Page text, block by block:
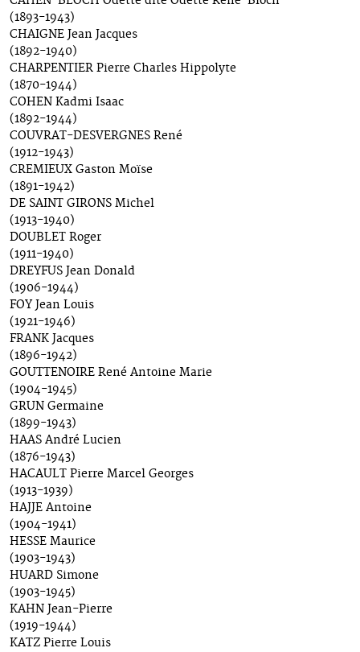
(1893-1943)
CHAIGNE Jean Jacques
(1892-1940)
CHARPENTIER Pierre Charles Hippolyte
(1870-1944)
COHEN Kadmi Isaac
(1892-1944)
COUVRAT-DESVERGNES René
(1912-1943)
CREMIEUX Gaston Moïse
(1891-1942)
DE SAINT GIRONS Michel
(1913-1940)
DOUBLET Roger
(1911-1940)
DREYFUS Jean Donald
(1906-1944)
FOY Jean Louis
(1921-1946)
FRANK Jacques
(1896-1942)
GOUTTENOIRE René Antoine Marie
(1904-1945)
GRUN Germaine
(1899-1943)
HAAS André Lucien
(1876-1943)
HACAULT Pierre Marcel Georges
(1913-1939)
HAJJE Antoine
(1904-1941)
HESSE Maurice
(1903-1943)
HUARD Simone
(1903-1945)
KAHN Jean-Pierre
(1919-1944)
KATZ Pierre Louis